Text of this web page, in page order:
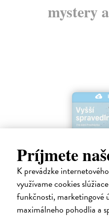
Príjmete
K prevádzke
využívame cookies
funkčnosti, marketingové
maximálneho pohodlia a
mystery
Vyšší spravedlnost
Hjorth Michael, Rosenfeldt
Co když je spravedlnost slepá a